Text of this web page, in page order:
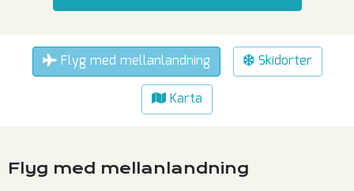
Flyg med mellanlandning
Skidorter
Karta
Flyg med mellanlandning